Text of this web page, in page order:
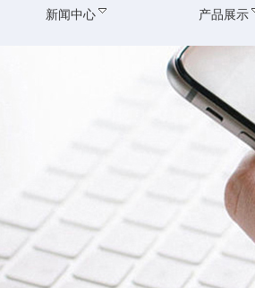
新闻中心 产品展示